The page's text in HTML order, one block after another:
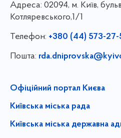
Адреса: 02094, м. Київ,
Котляревського,1/1
Телефон: +380 (44) 573-27-
Пошта:
Офіційний портал Києва
Київська міська рада
Київська міська державна